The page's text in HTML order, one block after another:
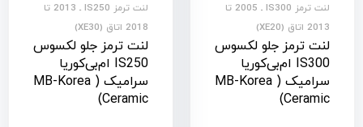
لنت ترمز IS300 ـ 2005 تا
2013 اتاق (XE20)
لنت ترمز جلو لکسوس
IS300 ام‌بی‌کوریا
سرامیک ( MB-Korea
Ceramic)
لنت ترمز IS250 ـ 2013 تا
2018 اتاق (XE30)
لنت ترمز جلو لکسوس
IS250 ام‌بی‌کوریا
سرامیک ( MB-Korea
Ceramic)